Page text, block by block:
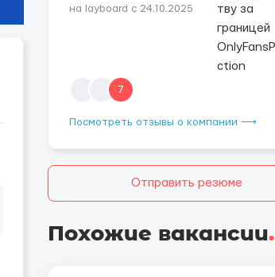
на layboard с 24.10.2025
7
Посмотреть отзывы о компании ⟶
Отправить резюме
Похожие вакансии.